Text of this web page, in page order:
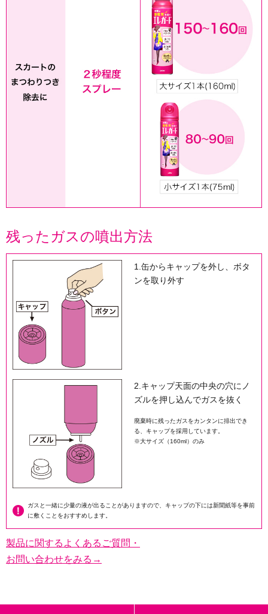
残ったガスの噴出方法
1.缶からキャップを外し、ボタ
ンを取り外す
2.キャップ天面の中央の穴にノ
ズルを押し込んでガスを抜く
廃棄時に残ったガスをカンタンに排出でき
る、キャップを採用しています。
※大サイズ（160ml）のみ
ガスと一緒に少量の液が出ることがありますので、キャップの下には新聞紙等を事前
に敷くことをおすすめします。
製品に関するよくあるご質問・
お問い合わせをみる→